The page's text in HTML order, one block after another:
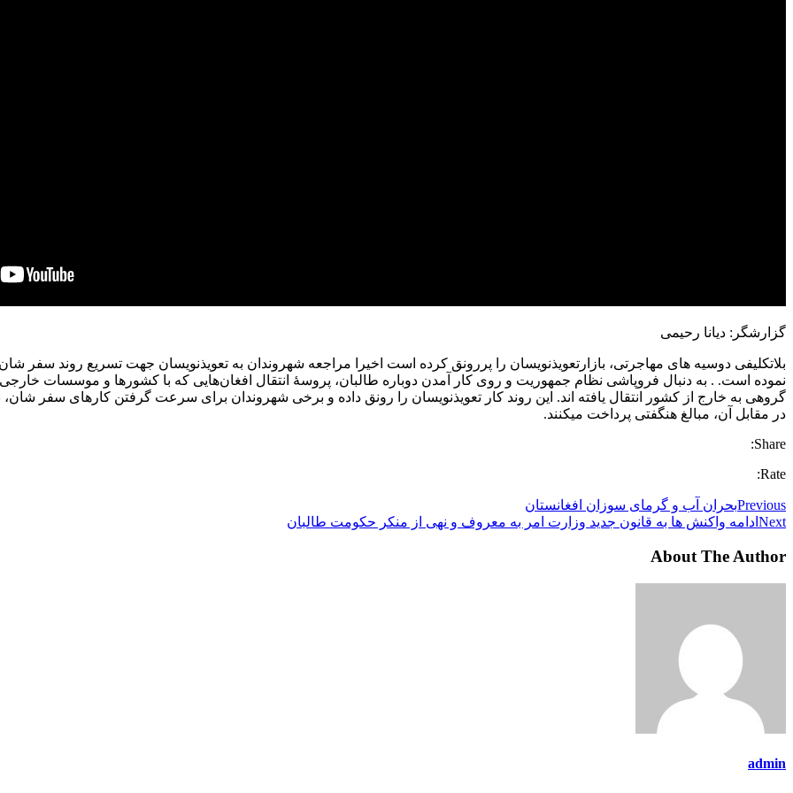
گزارشگر: دیانا رحیمی
بلاتکلیفی دوسیه های مهاجرتی، بازارتعویذنویسان را پررونق کرده است اخیرا مراجعه شهروندان به تعویذنویسان جهت تسریع روند سفر
نموده است. . به دنبال فروپاشی نظام جمهوریت و روی کار آمدن دوباره طالبان، پروسۀ انتقال افغان‌هایی که با کشورها و موسسات خارجی
گروهی به خارج از کشور انتقال یافته اند. این روند کار تعویذنویسان را رونق داده و برخی شهروندان برای سرعت گرفتن کارهای سفر شان،
در مقابل آن، مبالغ هنگفتی پرداخت میکنند.
Share:
Rate:
Previousبحران آب و گرمای سوزان افغانستان
Next ادامه واکنش ها به قانون جدید وزارت امر به معروف ‌و نهی از منکر حکومت طالبان
About The Author
admin